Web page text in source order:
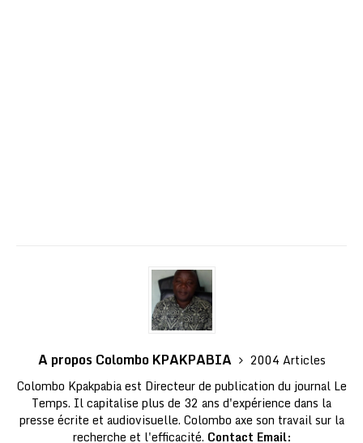
A propos Colombo KPAKPABIA
2004 Articles
Colombo Kpakpabia est Directeur de publication du journal Le
Temps. Il capitalise plus de 32 ans d'expérience dans la
presse écrite et audiovisuelle. Colombo axe son travail sur la
recherche et l'efficacité. Contact Email: